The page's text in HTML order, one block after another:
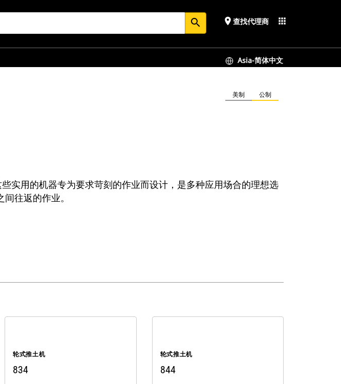
search place 查找代理商 apps
Asia-简体中文
美制 公制
实用的机器专为要求苛刻的作业而设计，是多种应用场合的理想选
往返的作业。
轮式推土机
834
轮式推土机
844